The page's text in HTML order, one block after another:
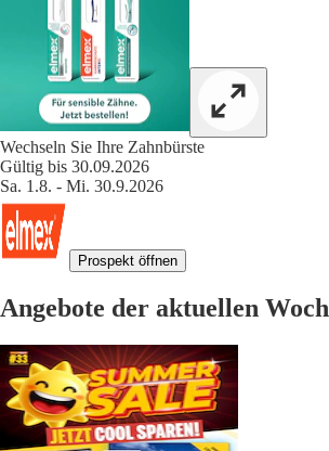
Wechseln Sie Ihre Zahnbürste
Gültig bis 30.09.2026
Sa. 1.8. - Mi. 30.9.2026
Prospekt öffnen
Angebote der aktuellen